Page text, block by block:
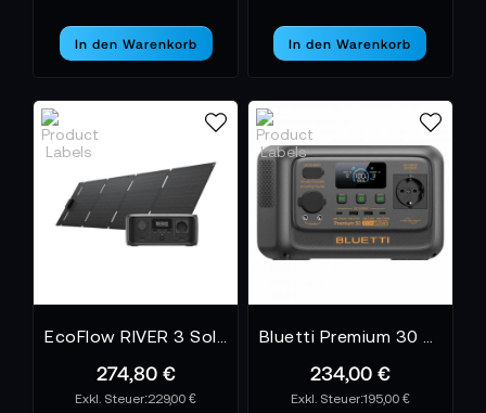
In den Warenkorb In den Warenkorb
274,80 €
229,00 €
234,00 €
195,00 €